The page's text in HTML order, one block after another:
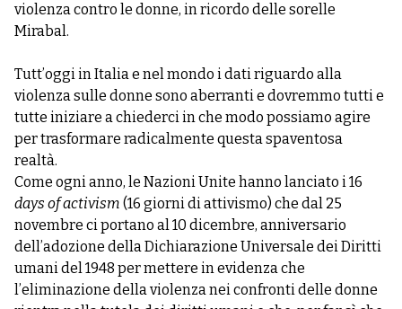
violenza contro le donne, in ricordo delle sorelle
Mirabal.
Tutt’oggi in Italia e nel mondo i dati riguardo alla
violenza sulle donne sono aberranti e dovremmo tutti e
tutte iniziare a chiederci in che modo possiamo agire
per trasformare radicalmente questa spaventosa
realtà.
Come ogni anno, le Nazioni Unite hanno lanciato i 16
days of activism (16 giorni di attivismo) che dal 25
novembre ci portano al 10 dicembre, anniversario
dell’adozione della Dichiarazione Universale dei Diritti
umani del 1948 per mettere in evidenza che
l’eliminazione della violenza nei confronti delle donne